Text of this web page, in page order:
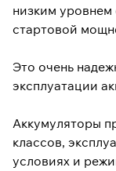
низким уровнем
стартовой
Это очень
эксплуатации
Аккумуляторы
классов,
условиях и